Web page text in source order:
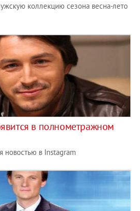
коллекцию сезона весна-лето
в полнометражном
новостью в Instagram